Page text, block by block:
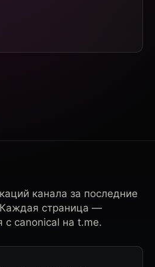
канала за последние
страница —
с canonical на t.me.